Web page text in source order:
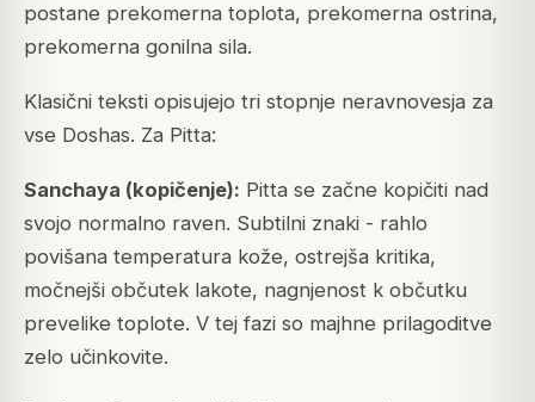
postane prekomerna toplota, prekomerna ostrina,
prekomerna gonilna sila.
Klasični teksti opisujejo tri stopnje neravnovesja za
vse Doshas. Za Pitta:
Sanchaya (kopičenje): Pitta se začne kopičiti nad
svojo normalno raven. Subtilni znaki - rahlo
povišana temperatura kože, ostrejša kritika,
močnejši občutek lakote, nagnjenost k občutku
prevelike toplote. V tej fazi so majhne prilagoditve
zelo učinkovite.